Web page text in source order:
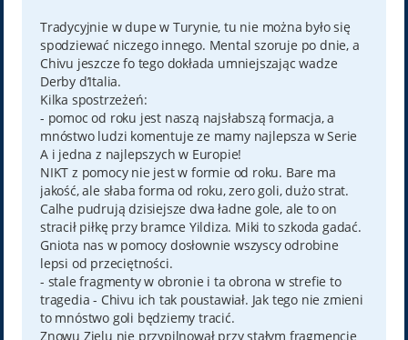
t
Tradycyjnie w dupe w Turynie, tu nie można było się
spodziewać niczego innego. Mental szoruje po dnie, a
Chivu jeszcze fo tego dokłada umniejszając wadze
Derby d’Italia.
Kilka spostrzeżeń:
- pomoc od roku jest naszą najsłabszą formacja, a
mnóstwo ludzi komentuje ze mamy najlepsza w Serie
A i jedna z najlepszych w Europie!
NIKT z pomocy nie jest w formie od roku. Bare ma
jakość, ale słaba forma od roku, zero goli, dużo strat.
Calhe pudrują dzisiejsze dwa ładne gole, ale to on
stracił piłkę przy bramce Yildiza. Miki to szkoda gadać.
Gniota nas w pomocy dosłownie wszyscy odrobine
lepsi od przeciętności.
- stale fragmenty w obronie i ta obrona w strefie to
tragedia - Chivu ich tak poustawiał. Jak tego nie zmieni
to mnóstwo goli będziemy tracić.
Znowu Zielu nie przypilnował przy stałym fragmencie